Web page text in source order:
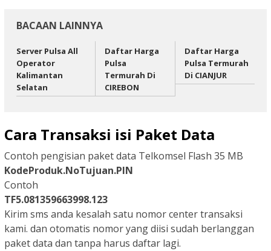
BACAAN LAINNYA
Server Pulsa All
Operator
Kalimantan
Selatan
Daftar Harga
Pulsa
Termurah Di
CIREBON
Daftar Harga
Pulsa Termurah
Di CIANJUR
Cara Transaksi isi Paket Data
Contoh pengisian paket data Telkomsel Flash 35 MB
KodeProduk.NoTujuan.PIN
Contoh
TF5.081359663998.123
Kirim sms anda kesalah satu nomor center transaksi
kami. dan otomatis nomor yang diisi sudah berlanggan
paket data dan tanpa harus daftar lagi.